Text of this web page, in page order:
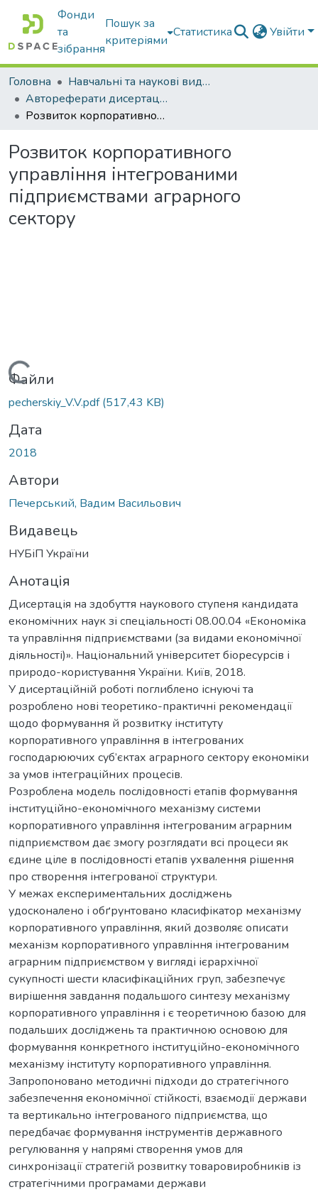
Фонди
та
зібрання
Пошук за
критеріями
Статистика Увійти
Головна
Навчальні та наукові видання
Автореферати дисертацій та дисертації
Розвиток корпоративного управління інтегрованими підприємствами аграрного сектору
Розвиток корпоративного
управління інтегрованими
підприємствами аграрного
сектору
Файли
pecherskiy_V.V.pdf(517,43 KB)
Дата
2018
Автори
Печерський, Вадим Васильович
Видавець
НУБіП України
Анотація
Дисертація на здобуття наукового ступеня кандидата
економічних наук зі спеціальності 08.00.04 «Економіка
та управління підприємствами (за видами економічної
діяльності)». Національний університет біоресурсів і
природо-користування України. Київ, 2018.
У дисертаційній роботі поглиблено існуючі та
розроблено нові теоретико-практичні рекомендації
щодо формування й розвитку інституту
корпоративного управління в інтегрованих
господарюючих суб’єктах аграрного сектору економіки
за умов інтеграційних процесів.
Розроблена модель послідовності етапів формування
інституційно-економічного механізму системи
корпоративного управління інтегрованим аграрним
підприємством дає змогу розглядати всі процеси як
єдине ціле в послідовності етапів ухвалення рішення
про створення інтегрованої структури.
У межах експериментальних досліджень
удосконалено і обґрунтовано класифікатор механізму
корпоративного управління, який дозволяє описати
механізм корпоративного управління інтегрованим
аграрним підприємством у вигляді ієрархічної
сукупності шести класифікаційних груп, забезпечує
вирішення завдання подальшого синтезу механізму
корпоративного управління і є теоретичною базою для
подальших досліджень та практичною основою для
формування конкретного інституційно-економічного
механізму інституту корпоративного управління.
Запропоновано методичні підходи до стратегічного
забезпечення економічної стійкості, взаємодії держави
та вертикально інтегрованого підприємства, що
передбачає формування інструментів державного
регулювання у напрямі створення умов для
синхронізації стратегій розвитку товаровиробників із
стратегічними програмами держави